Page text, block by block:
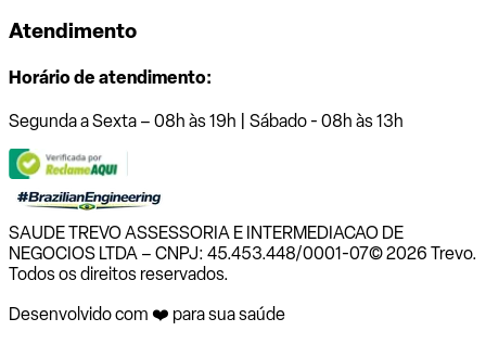
Atendimento
Horário de atendimento:
Segunda a Sexta – 08h às 19h | Sábado - 08h às 13h
SAUDE TREVO ASSESSORIA E INTERMEDIACAO DE
NEGOCIOS LTDA – CNPJ: 45.453.448/0001-07© 2026 Trevo.
Todos os direitos reservados.
Desenvolvido com ❤️ para sua saúde